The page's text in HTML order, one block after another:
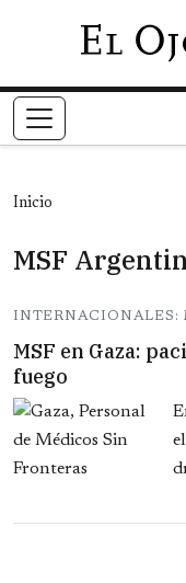
Inicio
MSF
INTERNACIONALES:
MSF en Gaza:
fuego